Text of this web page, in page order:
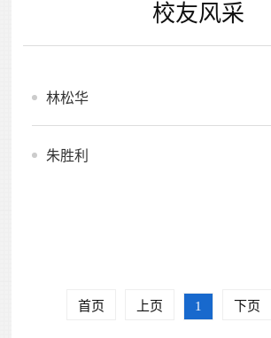
校友风采
林松华
朱胜利
首页 上页 1 下页